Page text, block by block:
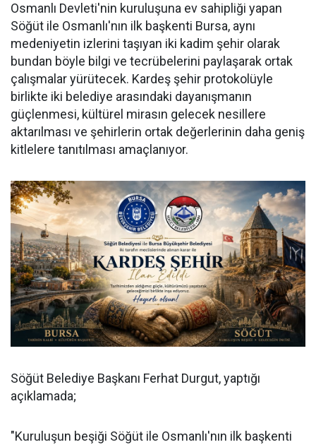
Osmanlı Devleti'nin kuruluşuna ev sahipliği yapan
Söğüt ile Osmanlı'nın ilk başkenti Bursa, aynı
medeniyetin izlerini taşıyan iki kadim şehir olarak
bundan böyle bilgi ve tecrübelerini paylaşarak ortak
çalışmalar yürütecek. Kardeş şehir protokolüyle
birlikte iki belediye arasındaki dayanışmanın
güçlenmesi, kültürel mirasın gelecek nesillere
aktarılması ve şehirlerin ortak değerlerinin daha geniş
kitlelere tanıtılması amaçlanıyor.
Söğüt Belediye Başkanı Ferhat Durgut, yaptığı
açıklamada;
"Kuruluşun beşiği Söğüt ile Osmanlı'nın ilk başkenti